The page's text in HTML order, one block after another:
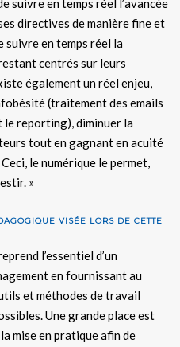
suivre en temps réel l’avancée
directives de manière fine et
en temps réel la
centrés sur leurs
également un réel enjeu,
(traitement des emails
le reporting), diminuer la
tout en gagnant en acuité
le numérique le permet,
»
VISÉE LORS DE CETTE
l’essentiel d’un
en fournissant au
et méthodes de travail
Une grande place est
mise en pratique afin de